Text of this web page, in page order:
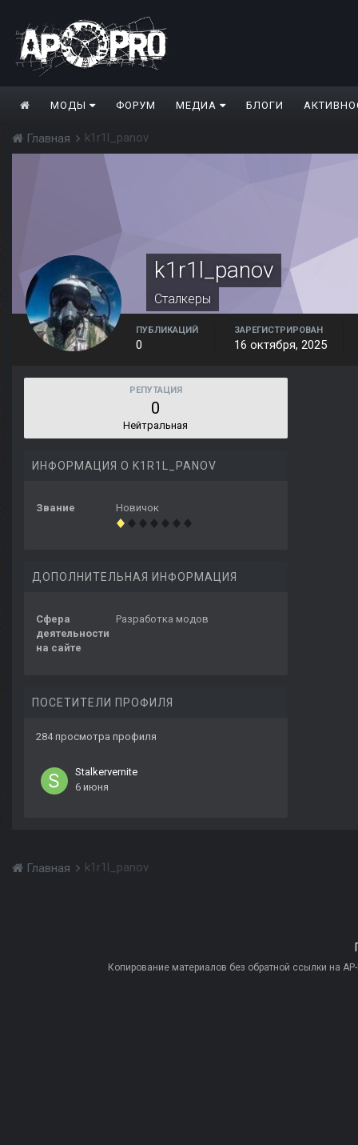
МОДЫ ФОРУМ МЕДИА БЛОГИ
Главная k1r1l_panov
k1r1l_panov
Сталкеры
ПУБЛИКАЦИЙ
0
ЗАРЕГИСТРИРОВАН
16 октября, 2025
РЕПУТАЦИЯ
0
Нейтральная
ИНФОРМАЦИЯ О K1R1L_PANOV
Звание Новичок
ДОПОЛНИТЕЛЬНАЯ ИНФОРМАЦИЯ
Сфера
деятельности
на сайте
Разработка модов
ПОСЕТИТЕЛИ ПРОФИЛЯ
284 просмотра профиля
Stalkervernite
6 июня
Главная k1r1l_panov
Копирование материалов без обратной ссылки на